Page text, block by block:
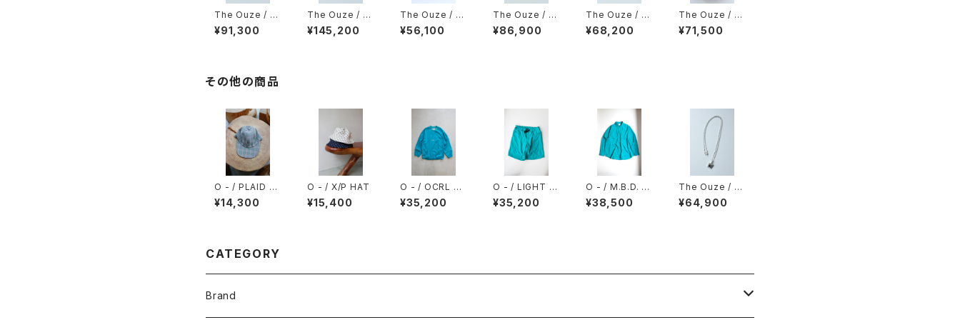
The Ouze / Di
amond and Sa
pphire Scatte
¥91,300
The Ouze / P
ortraite Polka
Signet
¥145,200
The Ouze / P
eti French Lac
e Hoops（Pai
¥56,100
The Ouze / P
earl Signet
¥86,900
The Ouze / R
elic Signet
¥68,200
The Ouze / R
aw Blue Sapp
hire Hoops（P
¥71,500
その他の商品
O - / PLAID C
AP
¥14,300
O - / X/P HAT
¥15,400
O - / OCRL OF
FICIAL PULLO
VER
¥35,200
O - / LIGHT S
HORTS
¥35,200
O - / M.B.D. S
HIRT
¥38,500
The Ouze / R
oby & Sapphir
e Cluster Squ
¥64,900
CATEGORY
Brand